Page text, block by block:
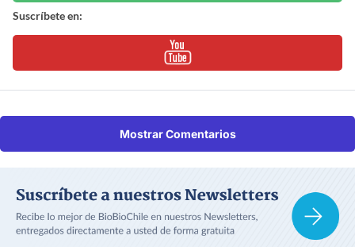
Suscríbete en:
Mostrar Comentarios